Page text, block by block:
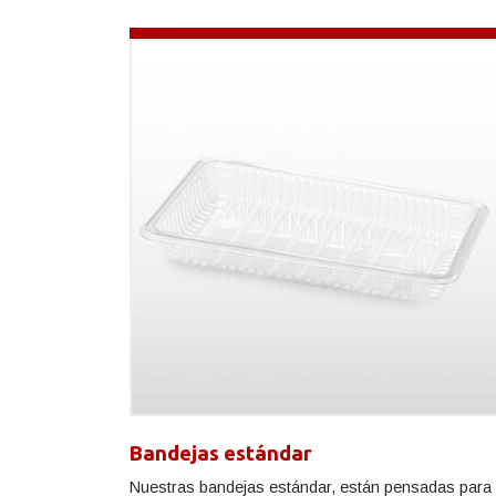
Bandejas estándar
Nuestras bandejas estándar, están pensadas para